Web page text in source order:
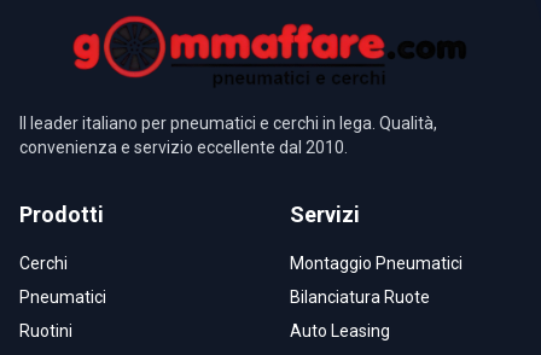
Il leader italiano per pneumatici e cerchi in lega. Qualità,
convenienza e servizio eccellente dal 2010.
Prodotti
Cerchi
Pneumatici
Ruotini
Servizi
Montaggio Pneumatici
Bilanciatura Ruote
Auto Leasing